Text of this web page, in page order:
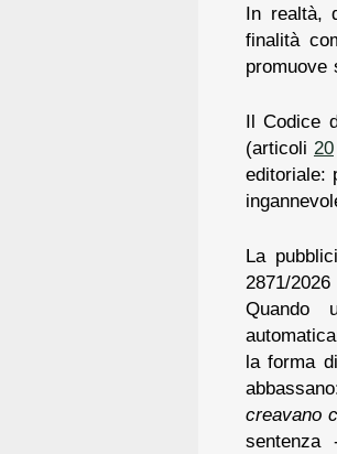
In realtà,
finalità
promuove
Il Codice
(articoli 20
editoriale:
La
2871/
Quando
la forma
creavano
sentenza